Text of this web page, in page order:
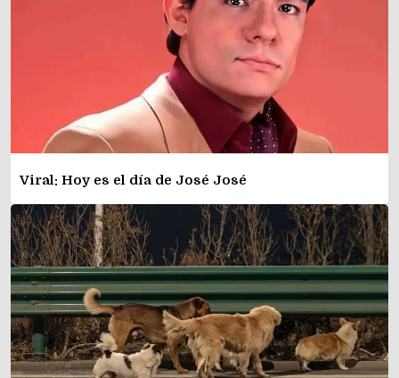
Viral: Hoy es el día de José José